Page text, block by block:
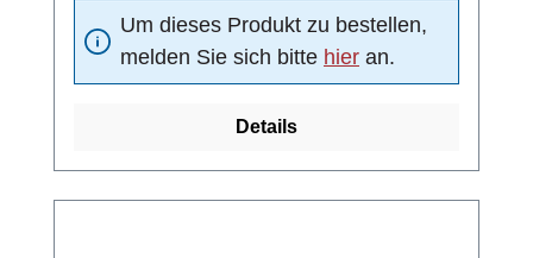
Um dieses Produkt zu bestellen,
melden Sie sich bitte hier an.
Details